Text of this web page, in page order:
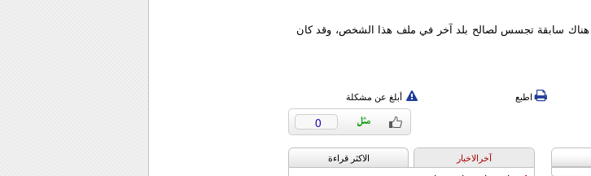
هناك سابقة تجسس لصالح بلد آخر في ملف هذا الشخص، وقد كان
اطبع أبلغ عن مشكلة
0
آخرالاخبار الاکثر قراءة